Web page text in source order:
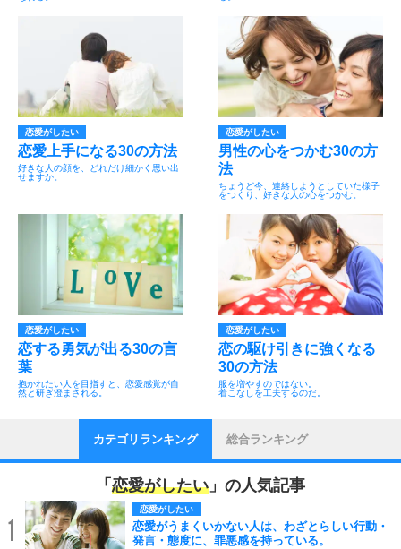
恋愛がしたい
恋愛上手になる30の方法
好きな人の顔を、どれだけ細かく思い出
せますか。
恋愛がしたい
男性の心をつかむ30の方
法
ちょうど今、連絡しようとしていた様子
をつくり、好きな人の心をつかむ。
恋愛がしたい
恋する勇気が出る30の言
葉
抱かれたい人を目指すと、恋愛感覚が自
然と研ぎ澄まされる。
恋愛がしたい
恋の駆け引きに強くなる
30の方法
服を増やすのではない。
着こなしを工夫するのだ。
カテゴリランキング 総合ランキング
「 恋愛がしたい 」の人気記事
1
恋愛がしたい
恋愛がうまくいかない人は、わざとらしい行動・
発言・態度に、罪悪感を持っている。